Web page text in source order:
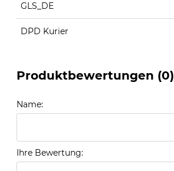
GLS_DE
DPD Kurier
Produktbewertungen (0)
Name:
Ihre Bewertung: